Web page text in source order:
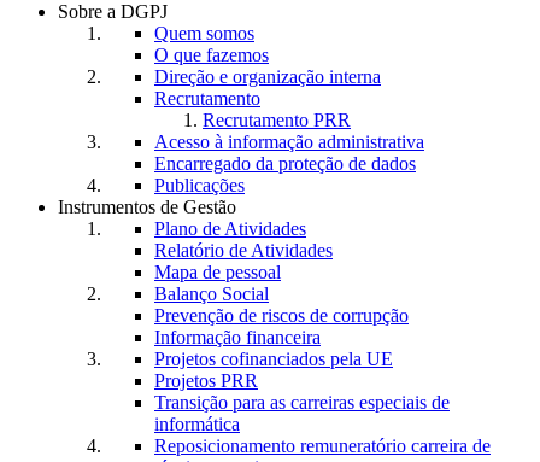
Sobre a DGPJ
Quem somos
O que fazemos
Direção e organização interna
Recrutamento
Recrutamento PRR
Acesso à informação administrativa
Encarregado da proteção de dados
Publicações
Instrumentos de Gestão
Plano de Atividades
Relatório de Atividades
Mapa de pessoal
Balanço Social
Prevenção de riscos de corrupção
Informação financeira
Projetos cofinanciados pela UE
Projetos PRR
Transição para as carreiras especiais de
informática
Reposicionamento remuneratório carreira de